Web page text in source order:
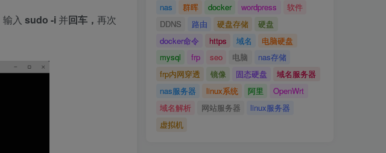
输入 sudo -i 并回车， 再次
nas 群晖 docker wordpress
软件
DDNS
路由 硬盘存储
硬盘
docker命令
https 域名
电脑硬盘
mysql
frp seo 电脑
nas存储
frp内网穿透
镜像 固态硬盘
域名服务器
nas服务器
linux系统 阿里
OpenWrt
域名解析
网站服务器
linux服务器
虚拟机